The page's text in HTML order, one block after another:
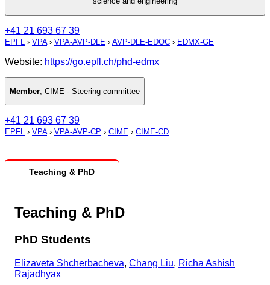
+41 21 693 67 39
EPFL › VPA› VPA-AVP-DLE › AVP-DLE-EDOC › EDMX-GE
Website: https://go.epfl.ch/phd-edmx
Member, CIME - Steering committee
+41 21 693 67 39
EPFL › VPA› VPA-AVP-CP › CIME › CIME-CD
Teaching & PhD
Teaching & PhD
PhD Students
Elizaveta Shcherbacheva, Chang Liu, Richa Ashish
Rajadhyax